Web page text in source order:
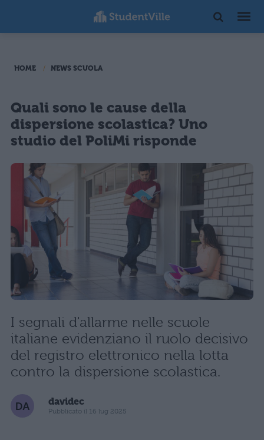
HOME NEWS SCUOLA
Quali sono le cause della
dispersione scolastica? Uno
studio del PoliMi risponde
I segnali d'allarme nelle scuole
italiane evidenziano il ruolo decisivo
del registro elettronico nella lotta
contro la dispersione scolastica.
davidec
Pubblicato il 16 lug 2025